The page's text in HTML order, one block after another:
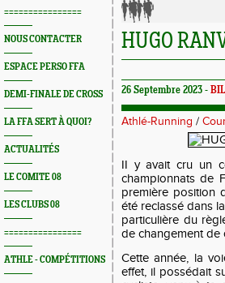
================
NOUS CONTACTER
ESPACE PERSO FFA
DEMI-FINALE DE CROSS
LA FFA SERT À QUOI?
ACTUALITÉS
LE COMITE 08
LES CLUBS 08
================
ATHLE - COMPÉTITIONS
HUGO
26 Septembre 2023 -
Athlé-Running /
II y avait cru un
championnats de
première position
été reclassé dans
particulière du
de changement de
Cette année, la
effet, il possédait